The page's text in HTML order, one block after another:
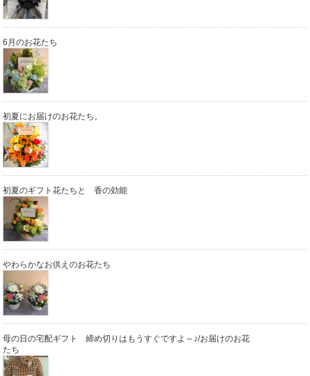
6月のお花たち
初夏にお届けのお花たち。
初夏のギフト花たちと 香の効能
やわらかなお供えのお花たち
母の日の宅配ギフト 締め切りはもうすぐですよ～♪/お届けのお花
たち